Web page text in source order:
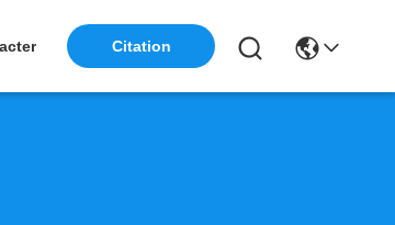
Citation